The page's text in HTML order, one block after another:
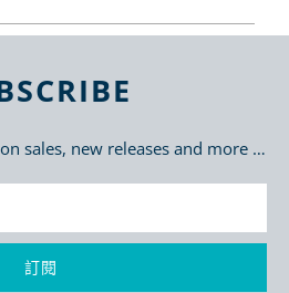
sales, new releases and more …